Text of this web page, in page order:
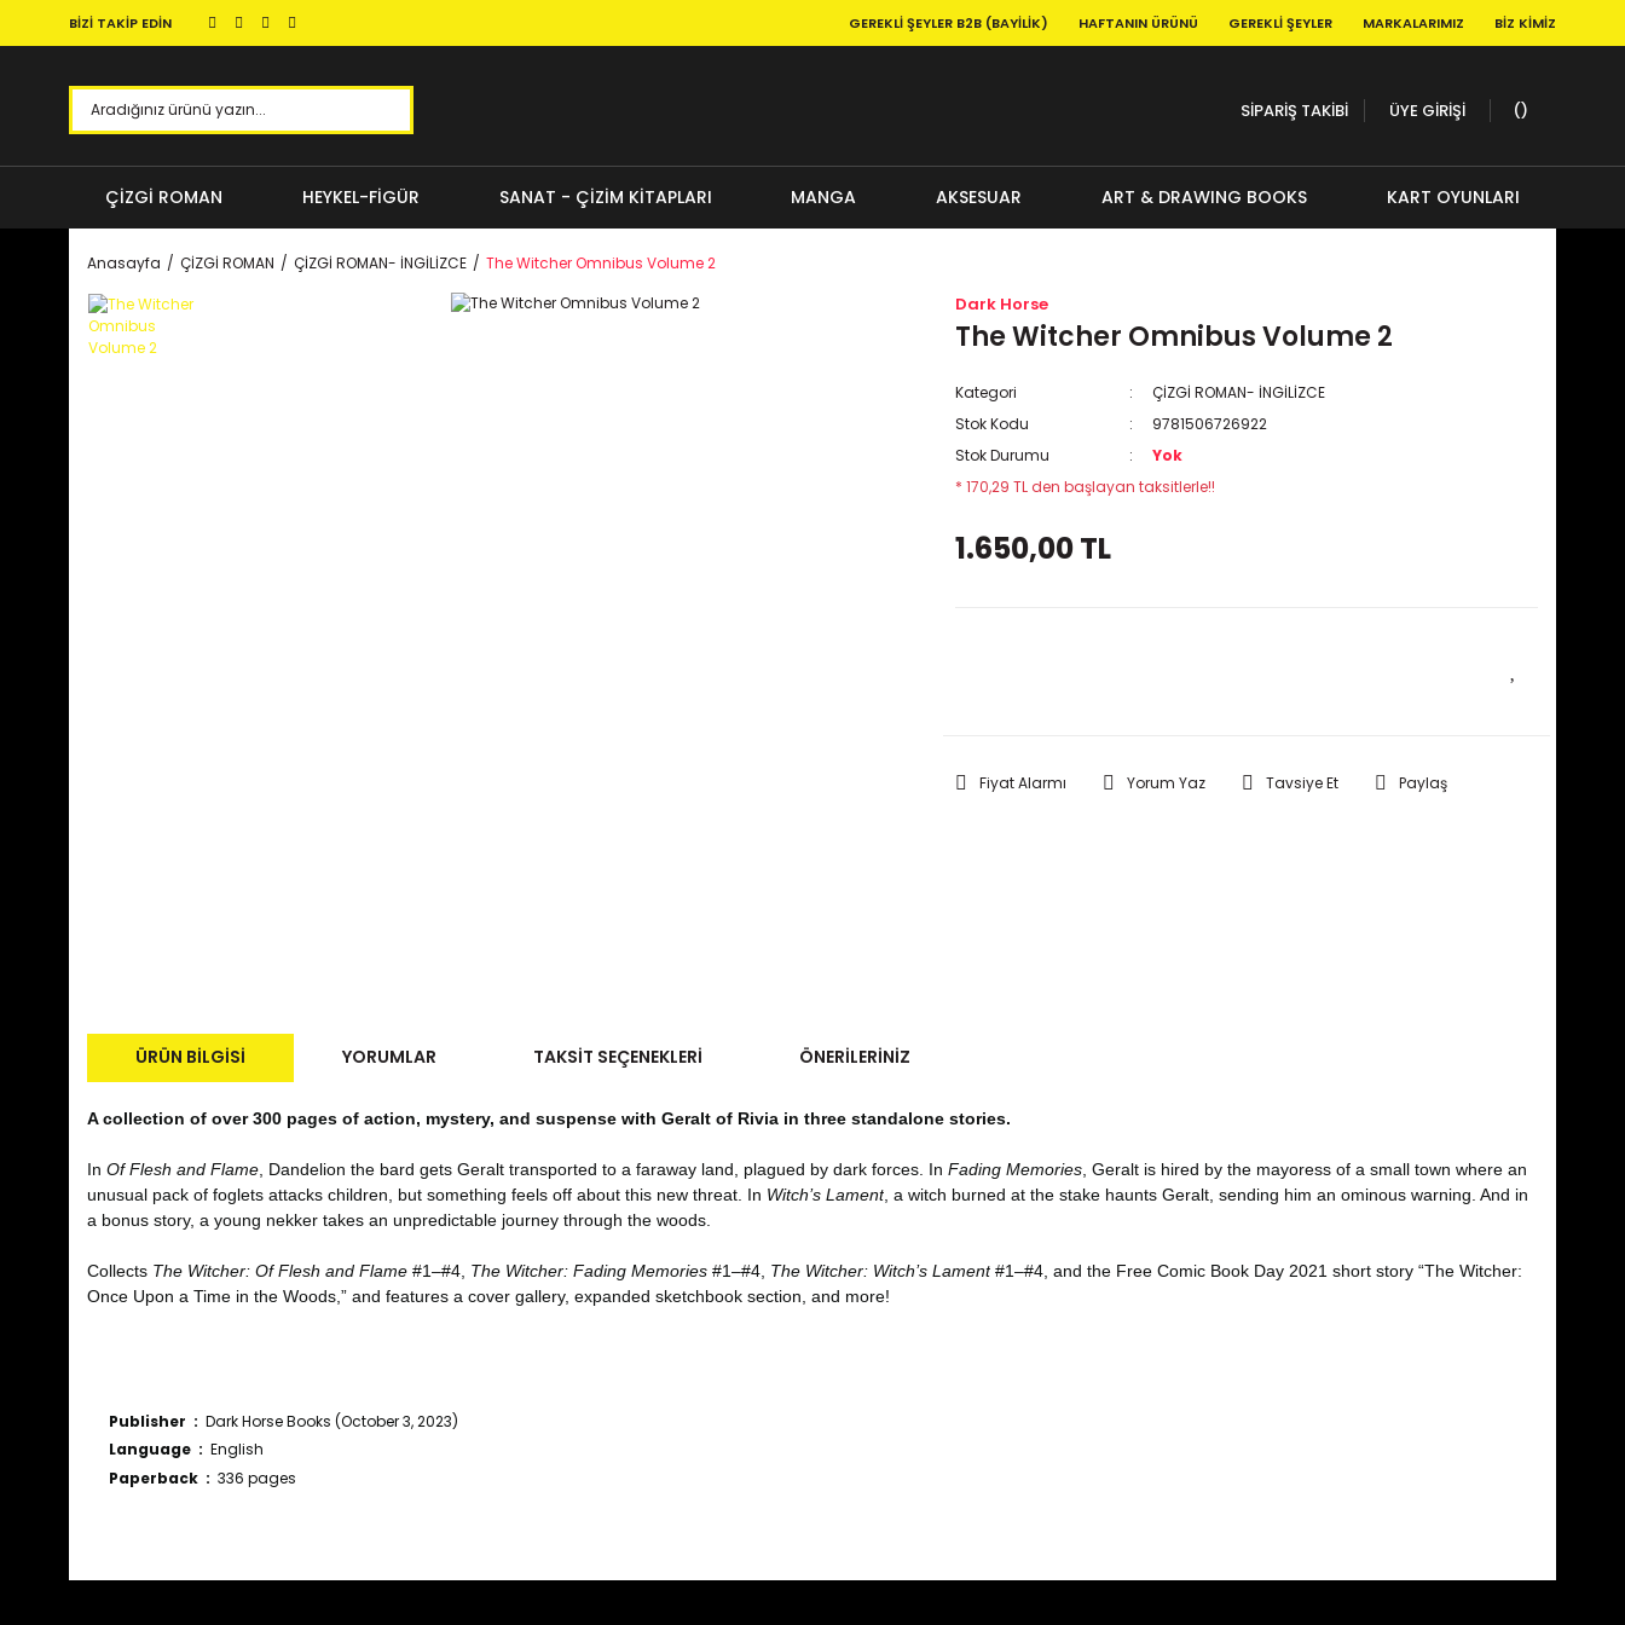
BİZİ TAKİP EDİN GEREKLI ŞEYLER B2B (BAYILIK) HAFTANIN ÜRÜNÜ GEREKLI ŞEYLER MARKALARIMIZ BIZ KIMIZ
SİPARİŞ TAKİBİ ÜYE GİRİŞİ
ÇİZGİ ROMAN HEYKEL-FİGÜR SANAT - ÇİZİM KİTAPLARI MANGA AKSESUAR ART & DRAWING BOOKS KART OYUNLARI
Anasayfa ÇİZGİ ROMAN ÇİZGİ ROMAN- İNGİLİZCE The Witcher Omnibus Volume 2
Dark Horse
The Witcher Omnibus Volume 2
Kategori
ÇİZGİ ROMAN- İNGİLİZCE
Stok Kodu
9781506726922
Stok Durumu
Yok
* 170,29 TL den başlayan taksitlerle!!
1.650,00 TL
Fiyat Alarmı Yorum Yaz Tavsiye Et Paylaş
ÜRÜN BILGISI YORUMLAR TAKSIT SEÇENEKLERI ÖNERILERINIZ
A collection of over 300 pages of action, mystery, and suspense with Geralt of Rivia in three standalone stories.
In Of Flesh and Flame , Dandelion the bard gets Geralt transported to a faraway land, plagued by dark forces. In Fading Memories , Geralt is hired by the mayoress of a small town where an
unusual pack of foglets attacks children, but something feels off about this new threat. In Witch’s Lament , a witch burned at the stake haunts Geralt, sending him an ominous warning. And in
a bonus story, a young nekker takes an unpredictable journey through the woods.
Collects The Witcher: Of Flesh and Flame #1–#4, The Witcher: Fading Memories #1–#4, The Witcher: Witch’s Lament #1–#4, and the Free Comic Book Day 2021 short story “The Witcher:
Once Upon a Time in the Woods,” and features a cover gallery, expanded sketchbook section, and more!
Publisher ‏ : ‎ Dark Horse Books (October 3, 2023)
Language ‏ : ‎ English
Paperback ‏ : ‎ 336 pages
Görüş ve önerileriniz için teşekkür ederiz.